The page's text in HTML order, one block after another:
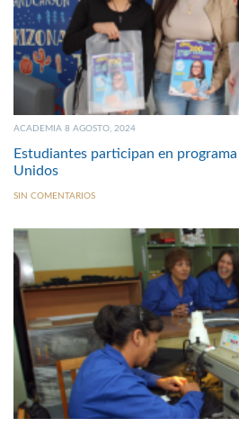
ACADEMIA 8 AGOSTO, 2024
Estudiantes participan en
Unidos
SIN COMENTARIOS